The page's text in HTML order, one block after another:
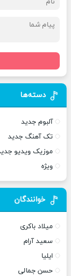
دسته‌ها
آلبوم جدید
تک آهنگ جدید
موزیک ویدیو
ویژه
خوانندگان
میلاد باکری
سعید آرام
ایلیا
حسن جمالی